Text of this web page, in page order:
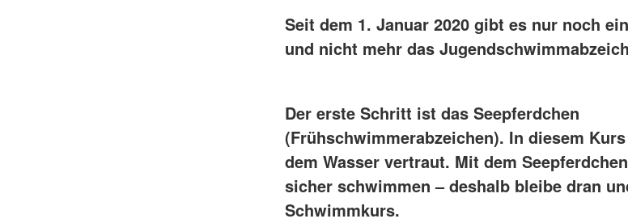
Seit dem 1. Januar 2020 gibt es nur noch
und nicht mehr das
Der erste Schritt ist das Seepferdchen
(Frühschwimmerabzeichen). In diesem
dem Wasser vertraut. Mit dem
sicher schwimmen – deshalb bleibe dran
Schwimmkurs.